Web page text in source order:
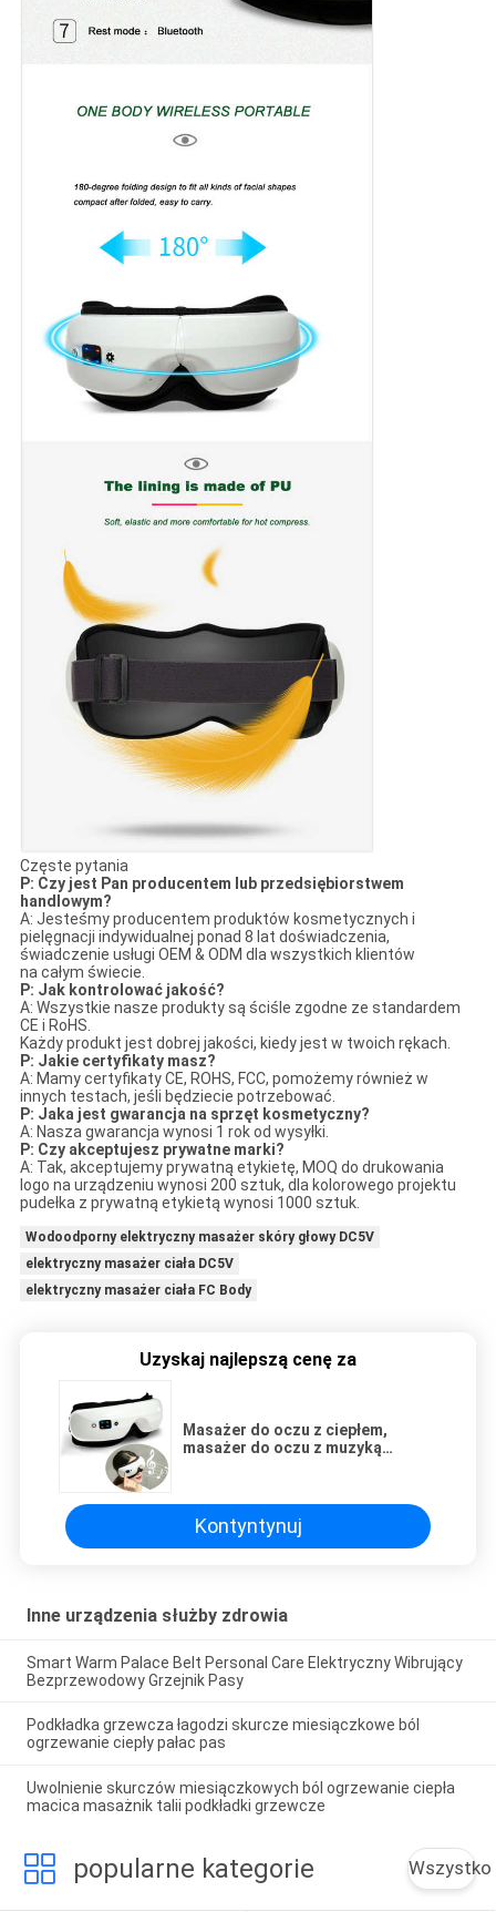
Częste pytania
P: Czy jest Pan producentem lub przedsiębiorstwem
handlowym?
A: Jesteśmy producentem produktów kosmetycznych i
pielęgnacji indywidualnej ponad 8 lat doświadczenia,
świadczenie usługi OEM & ODM dla wszystkich klientów
na całym świecie.
P: Jak kontrolować jakość?
A: Wszystkie nasze produkty są ściśle zgodne ze standardem
CE i RoHS.
Każdy produkt jest dobrej jakości, kiedy jest w twoich rękach.
P: Jakie certyfikaty masz?
A: Mamy certyfikaty CE, ROHS, FCC, pomożemy również w
innych testach, jeśli będziecie potrzebować.
P: Jaka jest gwarancja na sprzęt kosmetyczny?
A: Nasza gwarancja wynosi 1 rok od wysyłki.
P: Czy akceptujesz prywatne marki?
A: Tak, akceptujemy prywatną etykietę, MOQ do drukowania
logo na urządzeniu wynosi 200 sztuk, dla kolorowego projektu
pudełka z prywatną etykietą wynosi 1000 sztuk.
Wodoodporny elektryczny masażer skóry głowy DC5V
elektryczny masażer ciała DC5V
elektryczny masażer ciała FC Body
Uzyskaj najlepszą cenę za
Masażer do oczu z ciepłem,
masażer do oczu z muzyką
Kontyntynuj
Inne urządzenia służby zdrowia
Smart Warm Palace Belt Personal Care Elektryczny Wibrujący
Bezprzewodowy Grzejnik Pasy
Podkładka grzewcza łagodzi skurcze miesiączkowe ból
ogrzewanie ciepły pałac pas
Uwolnienie skurczów miesiączkowych ból ogrzewanie ciepła
macica masażnik talii podkładki grzewcze
popularne kategorie Wszystko